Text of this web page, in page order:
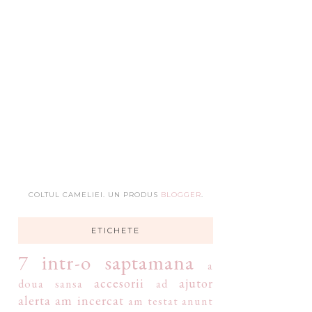
COLTUL CAMELIEI. UN PRODUS BLOGGER.
ETICHETE
7 intr-o saptamana
a
doua sansa
accesorii ad
ajutor
alerta am incercat am testat anunt